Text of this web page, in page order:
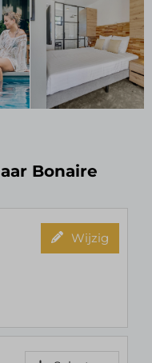
Bonaire
Wijzig